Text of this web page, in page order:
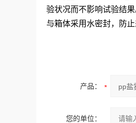
验状况而不影响试验结
与箱体采用水密封，防
产品：
您的单位：